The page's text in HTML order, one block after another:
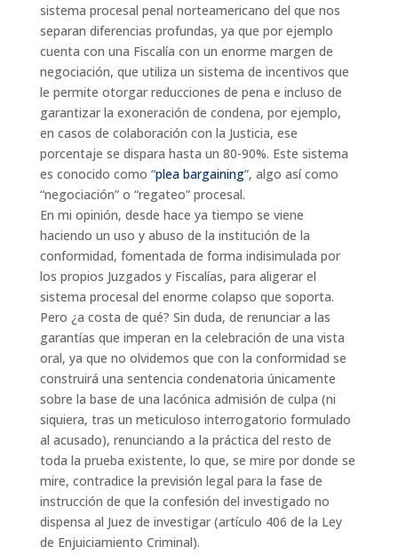
sistema procesal penal norteamericano del que nos
separan diferencias profundas, ya que por ejemplo
cuenta con una Fiscalía con un enorme margen de
negociación, que utiliza un sistema de incentivos que
le permite otorgar reducciones de pena e incluso de
garantizar la exoneración de condena, por ejemplo,
en casos de colaboración con la Justicia, ese
porcentaje se dispara hasta un 80-90%. Este sistema
es conocido como “plea bargaining”, algo así como
“negociación” o “regateo” procesal.
En mi opinión, desde hace ya tiempo se viene
haciendo un uso y abuso de la institución de la
conformidad, fomentada de forma indisimulada por
los propios Juzgados y Fiscalías, para aligerar el
sistema procesal del enorme colapso que soporta.
Pero ¿a costa de qué? Sin duda, de renunciar a las
garantías que imperan en la celebración de una vista
oral, ya que no olvidemos que con la conformidad se
construirá una sentencia condenatoria únicamente
sobre la base de una lacónica admisión de culpa (ni
siquiera, tras un meticuloso interrogatorio formulado
al acusado), renunciando a la práctica del resto de
toda la prueba existente, lo que, se mire por donde se
mire, contradice la previsión legal para la fase de
instrucción de que la confesión del investigado no
dispensa al Juez de investigar (artículo 406 de la Ley
de Enjuiciamiento Criminal).